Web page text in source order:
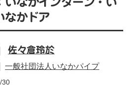
なかドア
佐々倉玲於
一般社団法人いなかパイプ
30